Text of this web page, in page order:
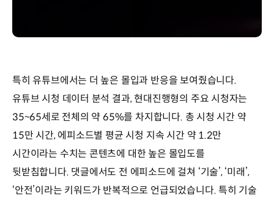
특히 유튜브에서는 더 높은 몰입과 반응을 보여줬습니다.
유튜브 시청 데이터 분석 결과, 현대진행형의 주요 시청자는
35~65세로 전체의 약 65%를 차지합니다. 총 시청 시간 약
15만 시간, 에피소드별 평균 시청 지속 시간 약 1.2만
시간이라는 수치는 콘텐츠에 대한 높은 몰입도를
뒷받침합니다. 댓글에서도 전 에피소드에 걸쳐 ‘기술’, ‘미래’,
‘안전’이라는 키워드가 반복적으로 언급되었습니다. 특히 기술